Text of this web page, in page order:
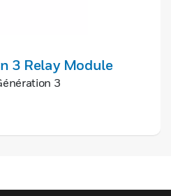
3 Relay Module
3